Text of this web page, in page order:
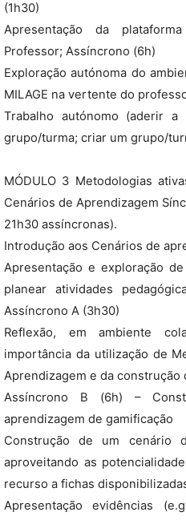
(1h30)
Apresentação da
Professor; Assíncrono (6h)
Exploração autónoma do
MILAGE na vertente do
Trabalho autónomo (aderir
grupo/turma; criar um grupo/
MÓDULO 3 Metodologias
Cenários de Aprendizagem
21h30 assíncronas).
Introdução aos Cenários de
Apresentação e exploração
planear atividades
Assíncrono A (3h30)
Reflexão, em ambiente
importância da utilização de
Aprendizagem e da
Assíncrono B (6h) –
aprendizagem de gamificação
Construção de um cenário
aproveitando as
recurso a fichas
Apresentação evidências